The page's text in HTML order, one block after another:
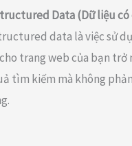
Data (Dữ liệu
data là việc sử
trang web của bạn trở
tìm kiếm mà không